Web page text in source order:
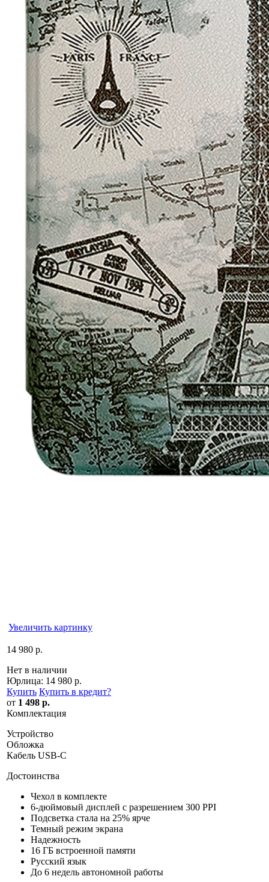
Увеличить картинку
14 980 р.
Нет в наличии
Юрлица: 14 980 р.
Купить Купить в кредит?
от 1 498 р.
Комплектация
Устройство
Обложка
Кабель USB-C
Достоинства
Чехол в комплекте
6-дюймовый дисплей с разрешением 300 PPI
Подсветка стала на 25% ярче
Темный режим экрана
Надежность
16 ГБ встроенной памяти
Русский язык
До 6 недель автономной работы